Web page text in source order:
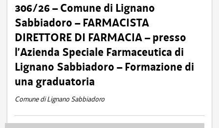
306/26 – Comune di Lignano
Sabbiadoro – FARMACISTA
DIRETTORE DI FARMACIA – presso
l’Azienda Speciale Farmaceutica di
Lignano Sabbiadoro – Formazione di
una graduatoria
Comune di Lignano Sabbiadoro